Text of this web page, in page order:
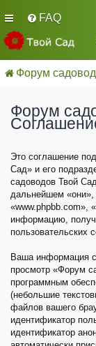
FAQ
Форум
Форум
Это соглашение
Сад» и его
садоводов Твой
дальнейшем «они»,
«www.phpbb.com»,
информацию,
пользовательских
Ваша информация
просмотр «Форум
программным
(небольшие
файлов вашего
идентификатор
идентификатор